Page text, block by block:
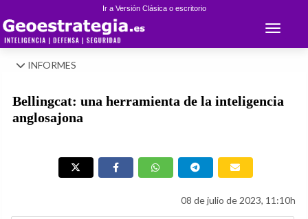
Ir a Versión Clásica o escritorio
Toggle
INFORMES
Bellingcat: una herramienta de la inteligencia
anglosajona
08 de julio de 2023, 11:10h